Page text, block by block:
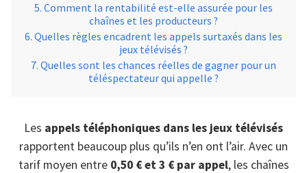
Comment la rentabilité est-elle assurée pour les
chaînes et les producteurs ?
Quelles règles encadrent les appels surtaxés dans les
jeux télévisés ?
Quelles sont les chances réelles de gagner pour un
téléspectateur qui appelle ?
Les appels téléphoniques dans les jeux télévisés
rapportent beaucoup plus qu’ils n’en ont l’air. Avec un
tarif moyen entre 0,50 € et 3 € par appel, les chaînes